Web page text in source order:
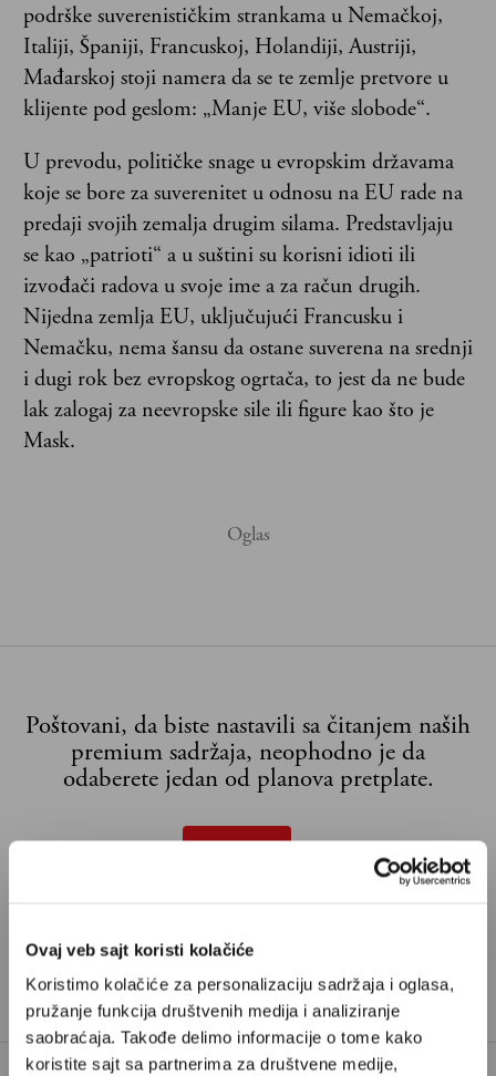
Ovaj veb sajt koristi kolačiće
Koristimo kolačiće za personalizaciju sadržaja i oglasa,
pružanje funkcija društvenih medija i analiziranje
saobraćaja. Takođe delimo informacije o tome kako
koristite sajt sa partnerima za društvene medije,
podrške suverenističkim strankama u Nemačkoj,
Italiji, Španiji, Francuskoj, Holandiji, Austriji,
Mađarskoj stoji namera da se te zemlje pretvore u
klijente pod geslom: „Manje EU, više slobode“.
U prevodu, političke snage u evropskim državama
koje se bore za suverenitet u odnosu na EU rade na
predaji svojih zemalja drugim silama. Predstavljaju
se kao „patrioti“ a u suštini su korisni idioti ili
izvođači radova u svoje ime a za račun drugih.
Nijedna zemlja EU, uključujući Francusku i
Nemačku, nema šansu da ostane suverena na srednji
i dugi rok bez evropskog ogrtača, to jest da ne bude
lak zalogaj za neevropske sile ili figure kao što je
Mask.
Poštovani, da biste nastavili sa čitanjem naših
premium sadržaja, neophodno je da
odaberete jedan od planova pretplate.
Željko Pantelićje novinar iz Rima i urednik geopolitike
u Velikim pričama